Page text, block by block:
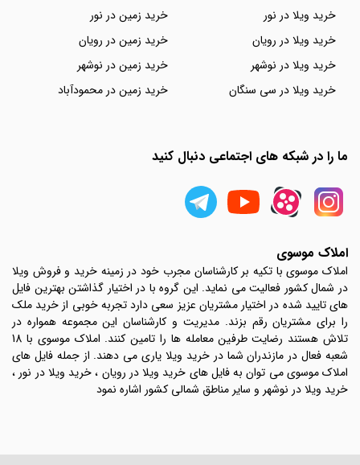
خرید ویلا در نور
خرید ویلا در رویان
خرید ویلا در نوشهر
خرید ویلا در سی سنگان
خرید زمین در نور
خرید زمین در رویان
خرید زمین در نوشهر
خرید زمین در محمودآباد
ما را در شبکه های اجتماعی دنبال کنید
املاک موسوی
املاک موسوی با تکیه بر کارشناسان مجرب خود در زمینه خرید و فروش ویلا
در شمال کشور فعالیت می نماید. این گروه با در اختیار گذاشتن بهترین فایل
های تایید شده در اختیار مشتریان عزیز سعی دارد تجربه خوبی از خرید ملک
را برای مشتریان رقم بزند. مدیریت و کارشناسان این مجموعه همواره در
تلاش هستند رضایت طرفین معامله ها را تامین کنند. املاک موسوی با 18
شعبه فعال در مازندران شما در خرید ویلا یاری می دهند. از جمله فایل های
املاک موسوی می توان به فایل های خرید ویلا در رویان ، خرید ویلا در نور ،
خرید ویلا در نوشهر و سایر مناطق شمالی کشور اشاره نمود